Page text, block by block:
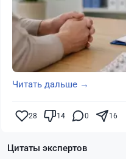
Читать дальше →
28 14 0 16
Цитаты экспертов